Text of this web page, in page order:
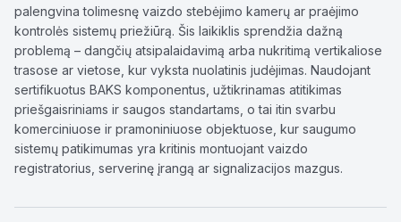
palengvina tolimesnę vaizdo stebėjimo kamerų ar praėjimo
kontrolės sistemų priežiūrą. Šis laikiklis sprendžia dažną
problemą – dangčių atsipalaidavimą arba nukritimą vertikaliose
trasose ar vietose, kur vyksta nuolatinis judėjimas. Naudojant
sertifikuotus BAKS komponentus, užtikrinamas atitikimas
priešgaisriniams ir saugos standartams, o tai itin svarbu
komerciniuose ir pramoniniuose objektuose, kur saugumo
sistemų patikimumas yra kritinis montuojant vaizdo
registratorius, serverinę įrangą ar signalizacijos mazgus.